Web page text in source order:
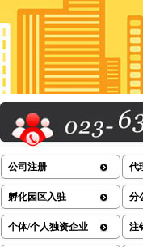
公司注册 代
孵化园区入驻 分
个体/个人独资企业 注